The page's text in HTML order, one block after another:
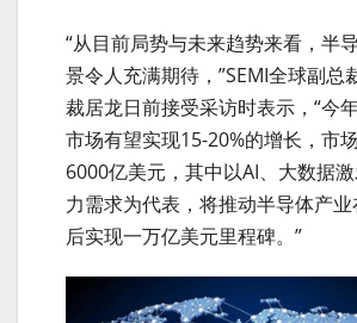
“从目前局势与未来趋势来看，半
景令人充满期待，”SEMI全球副总
裁居龙日前接受采访时表示，“今
市场有望实现15-20%的增长，市
6000亿美元，其中以AI、大数据
力需求为代表，将推动半导体产
后实现一万亿美元里程碑。”